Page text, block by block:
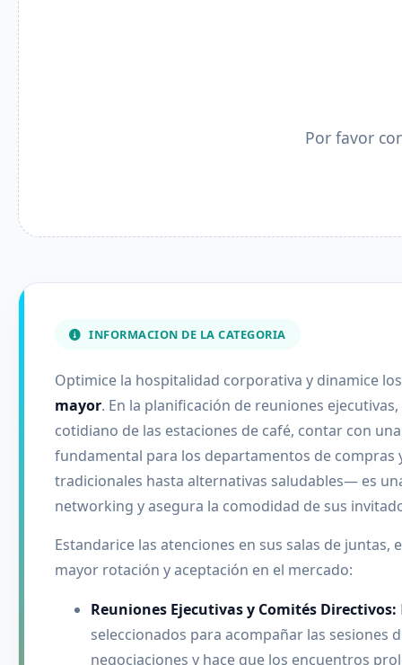
Por favor
INFORMACION DE LA CATEGORIA
Optimice la hospitalidad corporativa y dinamice
mayor. En la planificación de reuniones
cotidiano de las estaciones de café, contar con
fundamental para los departamentos de
tradicionales hasta alternativas saludables— es
networking y asegura la comodidad de sus
Estandarice las atenciones en sus salas de
mayor rotación y aceptación en el mercado:
Reuniones Ejecutivas y Comités Directivos:
seleccionados para acompañar las
negociaciones y hace que los encuentros